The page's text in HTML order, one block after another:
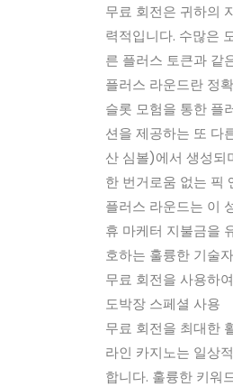
무료 회전은 귀하의
력적입니다. 수많은
른 플러스 토큰과 같
플러스 라운드란 정
슬롯 모험을 통한 플
션을 제공하는 또 다
산 심볼)에서 생성되
한 번거로움 없는 픽
플러스 라운드는 이
휴 마케터 지불금을
호하는 훌륭한 기술
무료 회전을 사용하
도박장 스페셜 사용
무료 회전을 최대한
라인 카지노는 일상
합니다. 훌륭한 키워